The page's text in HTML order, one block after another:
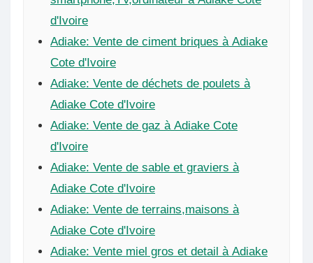
d'Ivoire
Adiake: Vente de ciment briques à Adiake
Cote d'Ivoire
Adiake: Vente de déchets de poulets à
Adiake Cote d'Ivoire
Adiake: Vente de gaz à Adiake Cote
d'Ivoire
Adiake: Vente de sable et graviers à
Adiake Cote d'Ivoire
Adiake: Vente de terrains,maisons à
Adiake Cote d'Ivoire
Adiake: Vente miel gros et detail à Adiake